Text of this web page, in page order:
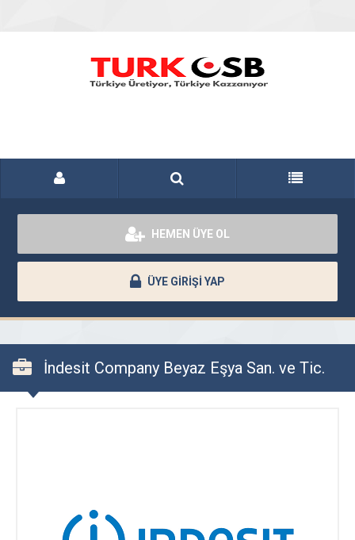
HEMEN ÜYE OL
ÜYE GİRİŞİ YAP
İndesit Company Beyaz Eşya San. ve Tic.